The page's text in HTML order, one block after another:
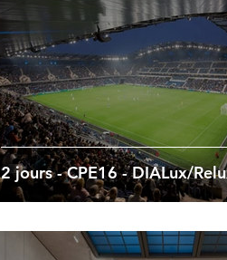
2 jours - CPE16 - DIALux/